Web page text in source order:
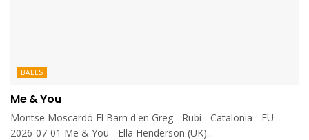
BALLS
Me & You
Montse Moscardó El Barn d'en Greg - Rubí - Catalonia - EU
2026-07-01 Me & You - Ella Henderson (UK)...